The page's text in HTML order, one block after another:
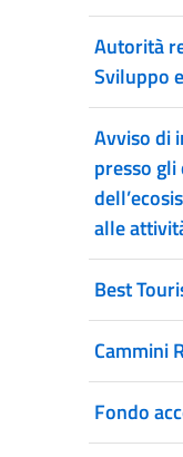
Autorità
Sviluppo
Avviso di
presso
alle
Best
Cammini
Fondo